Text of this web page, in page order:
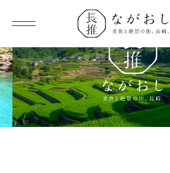
ながお
し 美食
と絶景の